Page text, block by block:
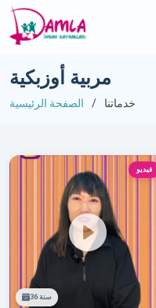
مربية أوزبكية
الصفحة الرئيسية خدماتنا
فيديو
36 سنة